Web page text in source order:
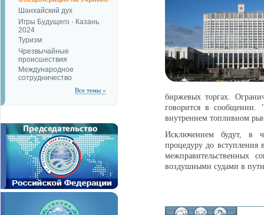
Шанхайский дух
Игры Будущего - Казань
2024
Туризм
Чрезвычайные
происшествия
Международное
сотрудничество
Все темы »
биржевых торгах.
говорится в сообщении.
внутреннем топливном
Исключением будут, в
процедуру до вступления
межправительственных
воздушными судами в